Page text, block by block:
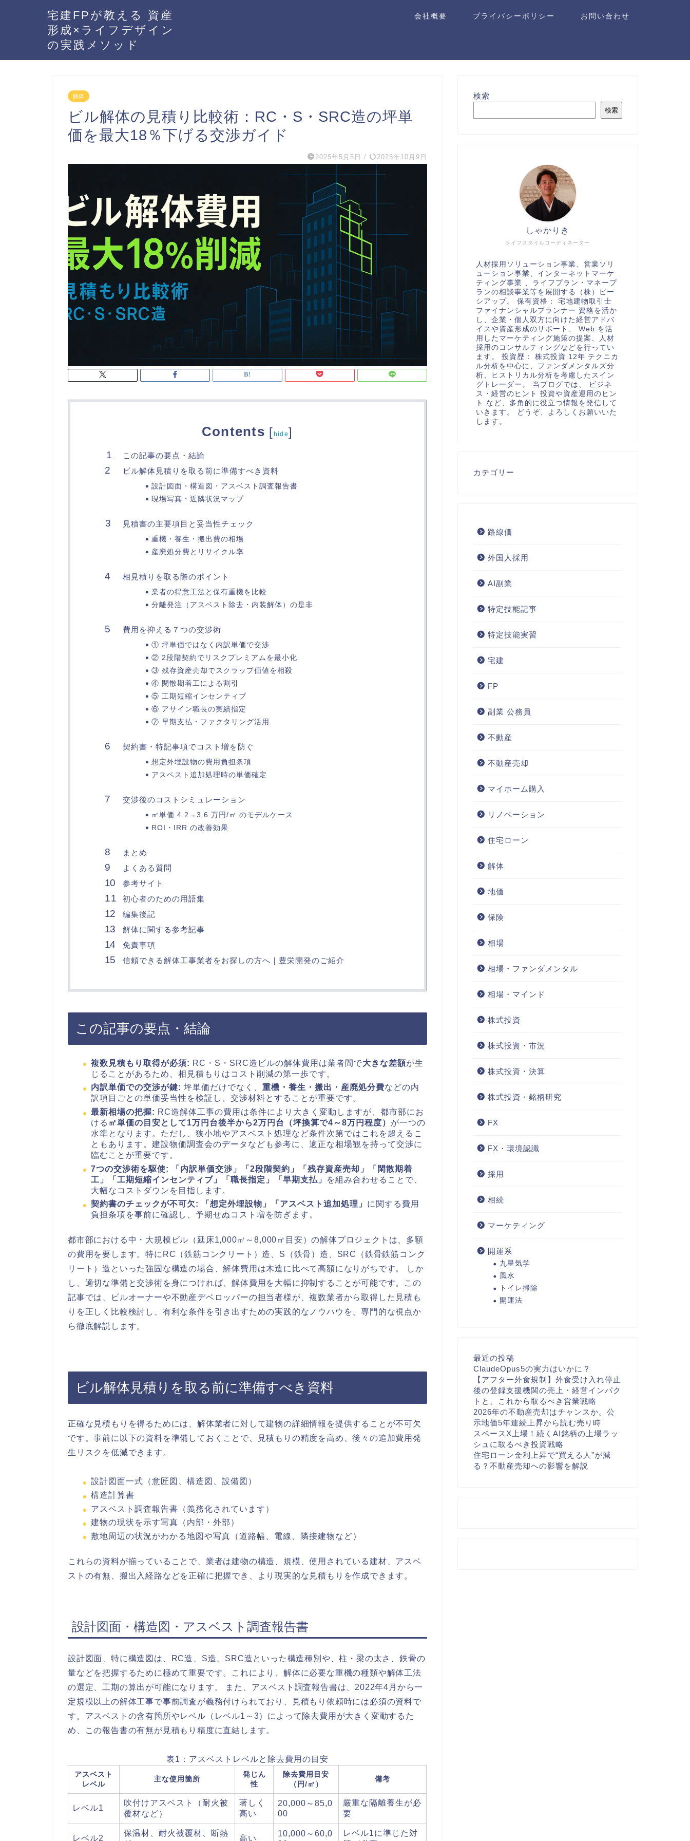
宅建FPが教える 資産
形成×ライフデザイン
の実践メソッド
会社概要 プライバシーポリシー お問い合わせ
解体
ビル解体の見積り比較術：RC・S・SRC造の坪単
価を最大18％下げる交渉ガイド
2025年5月5日 / 2025年10月9日
Contents [hide]
この記事の要点・結論
ビル解体見積りを取る前に準備すべき資料
設計図面・構造図・アスベスト調査報告書
現場写真・近隣状況マップ
見積書の主要項目と妥当性チェック
重機・養生・搬出費の相場
産廃処分費とリサイクル率
相見積りを取る際のポイント
業者の得意工法と保有重機を比較
分離発注（アスベスト除去・内装解体）の是非
費用を抑える７つの交渉術
① 坪単価ではなく内訳単価で交渉
② 2段階契約でリスクプレミアムを最小化
③ 残存資産売却でスクラップ価値を相殺
④ 閑散期着工による割引
⑤ 工期短縮インセンティブ
⑥ アサイン職長の実績指定
⑦ 早期支払・ファクタリング活用
契約書・特記事項でコスト増を防ぐ
想定外埋設物の費用負担条項
アスベスト追加処理時の単価確定
交渉後のコストシミュレーション
㎡単価 4.2→3.6 万円/㎡ のモデルケース
ROI・IRR の改善効果
まとめ
よくある質問
参考サイト
初心者のための用語集
編集後記
解体に関する参考記事
免責事項
信頼できる解体工事業者をお探しの方へ｜豊栄開発のご紹介
この記事の要点・結論
複数見積もり取得が必須: RC・S・SRC造ビルの解体費用は業者間で大きな差額が生
じることがあるため、相見積もりはコスト削減の第一歩です。
内訳単価での交渉が鍵: 坪単価だけでなく、 重機・養生・搬出・産廃処分費などの内
訳項目ごとの単価妥当性を検証し、交渉材料とすることが重要です。
最新相場の把握: RC造解体工事の費用は条件により大きく変動しますが、都市部にお
ける ㎡単価の目安として1万円台後半から2万円台（坪換算で4～8万円程度） が一つの
水準となります。ただし、狭小地やアスベスト処理など条件次第ではこれを超えるこ
ともあります。建設物価調査会のデータなども参考に、適正な相場観を持って交渉に
臨むことが重要です。
7つの交渉術を駆使:
「内訳単価交渉」「2段階契約」「残存資産売却」「閑散期着
工」「工期短縮インセンティブ」「職長指定」「早期支払」
を組み合わせることで、
大幅なコストダウンを目指します。
契約書のチェックが不可欠:
「想定外埋設物」「アスベスト追加処理」 に関する費用
負担条項を事前に確認し、予期せぬコスト増を防ぎます。
都市部における中・大規模ビル（延床1,000㎡～8,000㎡目安）の解体プロジェクトは、多額
の費用を要します。特にRC（鉄筋コンクリート）造、S（鉄骨）造、SRC（鉄骨鉄筋コンク
リート）造といった強固な構造の場合、解体費用は木造に比べて高額になりがちです。 しか
し、適切な準備と交渉術を身につければ、解体費用を大幅に抑制することが可能です。この
記事では、ビルオーナーや不動産デベロッパーの担当者様が、複数業者から取得した見積も
りを正しく比較検討し、有利な条件を引き出すための実践的なノウハウを、専門的な視点か
ら徹底解説します。
ビル解体見積りを取る前に準備すべき資料
正確な見積もりを得るためには、解体業者に対して建物の詳細情報を提供することが不可欠
です。事前に以下の資料を準備しておくことで、見積もりの精度を高め、後々の追加費用発
生リスクを低減できます。
設計図面一式（意匠図、構造図、設備図）
構造計算書
アスベスト調査報告書（義務化されています）
建物の現状を示す写真（内部・外部）
敷地周辺の状況がわかる地図や写真（道路幅、電線、隣接建物など）
これらの資料が揃っていることで、業者は建物の構造、規模、使用されている建材、アスベ
ストの有無、搬出入経路などを正確に把握でき、より現実的な見積もりを作成できます。
設計図面・構造図・アスベスト調査報告書
設計図面、特に構造図は、RC造、S造、SRC造といった構造種別や、柱・梁の太さ、鉄骨の
量などを把握するために極めて重要です。これにより、解体に必要な重機の種類や解体工法
の選定、工期の算出が可能になります。 また、アスベスト調査報告書は、2022年4月から一
定規模以上の解体工事で事前調査が義務付けられており、見積もり依頼時には必須の資料で
す。アスベストの含有箇所やレベル（レベル1～3）によって除去費用が大きく変動するた
め、この報告書の有無が見積もり精度に直結します。
表1：アスベストレベルと除去費用の目安
アスベスト
レベル
主な使用箇所
発じん
性
除去費用目安
（円/㎡）
備考
レベル1
吹付けアスベスト（耐火被
覆材など）
著しく
高い
20,000～85,0
00
厳重な隔離養生が必
要
レベル2
保温材、耐火被覆材、断熱
高い
10,000～60,0
レベル1に準じた対
検索
検索
ライフスタイルコーディネーター
しゃかりき
人材採用ソリューション事業、営業ソリ
ューション事業、インターネットマーケ
ティング事業 、ライフプラン・マネープ
ランの相談事業等を展開する（株）ビー
シアップ。 保有資格： 宅地建物取引士
ファイナンシャルプランナー 資格を活か
し、企業・個人双方に向けた経営アドバ
イスや資産形成のサポート、 Web を活
用したマーケティング施策の提案、人材
採用のコンサルティングなどを行ってい
ます。 投資歴： 株式投資 12年 テクニカ
ル分析を中心に、ファンダメンタルズ分
析、ヒストリカル分析を考慮したスイン
グトレーダー。 当ブログでは、 ビジネ
ス・経営のヒント 投資や資産運用のヒン
ト など、多角的に役立つ情報を発信して
いきます。 どうぞ、よろしくお願いいた
します。
カテゴリー
路線価
外国人採用
AI副業
特定技能記事
特定技能実習
宅建
FP
副業 公務員
不動産
不動産売却
マイホーム購入
リノベーション
住宅ローン
解体
地価
保険
相場
相場・ファンダメンタル
相場・マインド
株式投資
株式投資・市況
株式投資・決算
株式投資・銘柄研究
FX
FX・環境認識
採用
相続
マーケティング
開運系
九星気学
風水
トイレ掃除
開運法
最近の投稿
ClaudeOpus5の実力はいかに？
【アフター外食規制】外食受け入れ停止
後の登録支援機関の売上・経営インパク
トと、これから取るべき営業戦略
2026年の不動産売却はチャンスか。公
示地価5年連続上昇から読む売り時
スペースX上場！続くAI銘柄の上場ラッ
シュに取るべき投資戦略
住宅ローン金利上昇で“買える人”が減
る？不動産売却への影響を解説